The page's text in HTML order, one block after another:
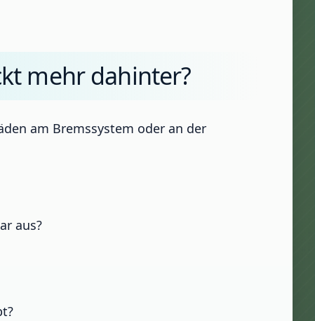
mehr dahinter?
am Bremssystem oder an der
aus?